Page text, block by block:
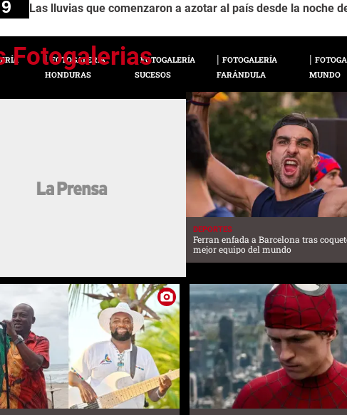
Las lluvias que comenzaron a azotar al país desde la noche
FOTOGALERÍA
HONDURAS
FOTOGALERÍA
SUCESOS
FOTOGALERÍA
FARÁNDULA
MUNDO
DEPORTES
Ferran enfada a Barcelona tras
mejor equipo del mundo